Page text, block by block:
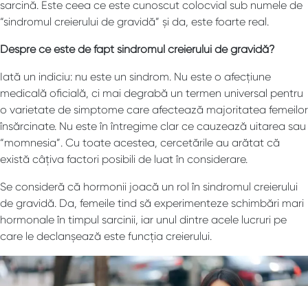
sarcină. Este ceea ce este cunoscut colocvial sub numele de
“sindromul creierului de gravidă” și da, este foarte real.
Despre ce este de fapt sindromul creierului de gravidă?
Iată un indiciu: nu este un sindrom. Nu este o afecțiune
medicală oficială, ci mai degrabă un termen universal pentru
o varietate de simptome care afectează majoritatea femeilor
însărcinate. Nu este în întregime clar ce cauzează uitarea sau
“momnesia”. Cu toate acestea, cercetările au arătat că
există câțiva factori posibili de luat în considerare.
Se consideră că hormonii joacă un rol în sindromul creierului
de gravidă. Da, femeile tind să experimenteze schimbări mari
hormonale în timpul sarcinii, iar unul dintre acele lucruri pe
care le declanșează este funcția creierului.